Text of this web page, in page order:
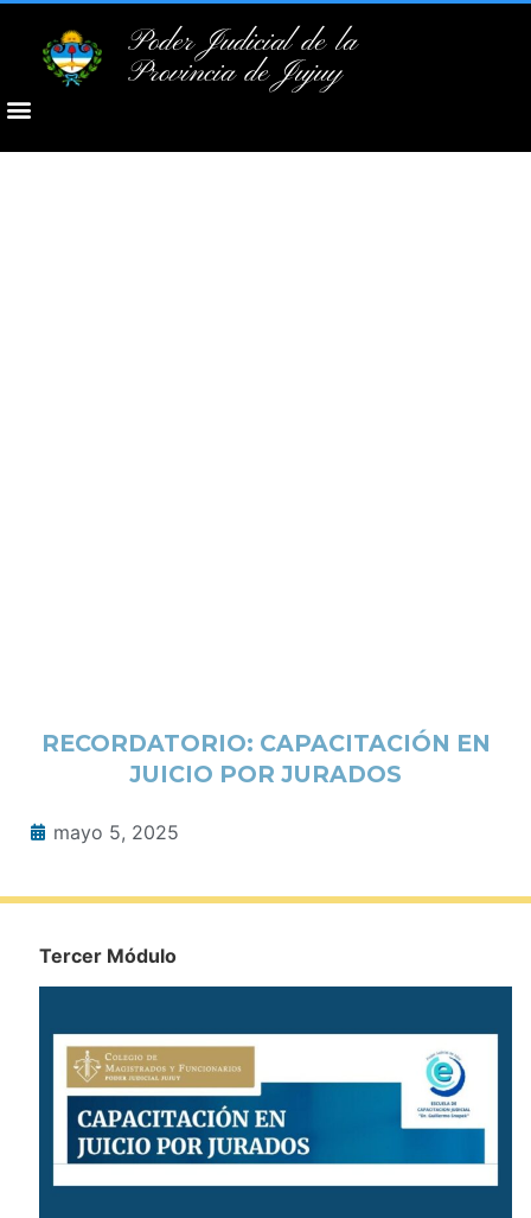
Poder Judicial de la
Provincia de Jujuy
RECORDATORIO: CAPACITACIÓN EN
JUICIO POR JURADOS
mayo 5, 2025
Tercer Módulo